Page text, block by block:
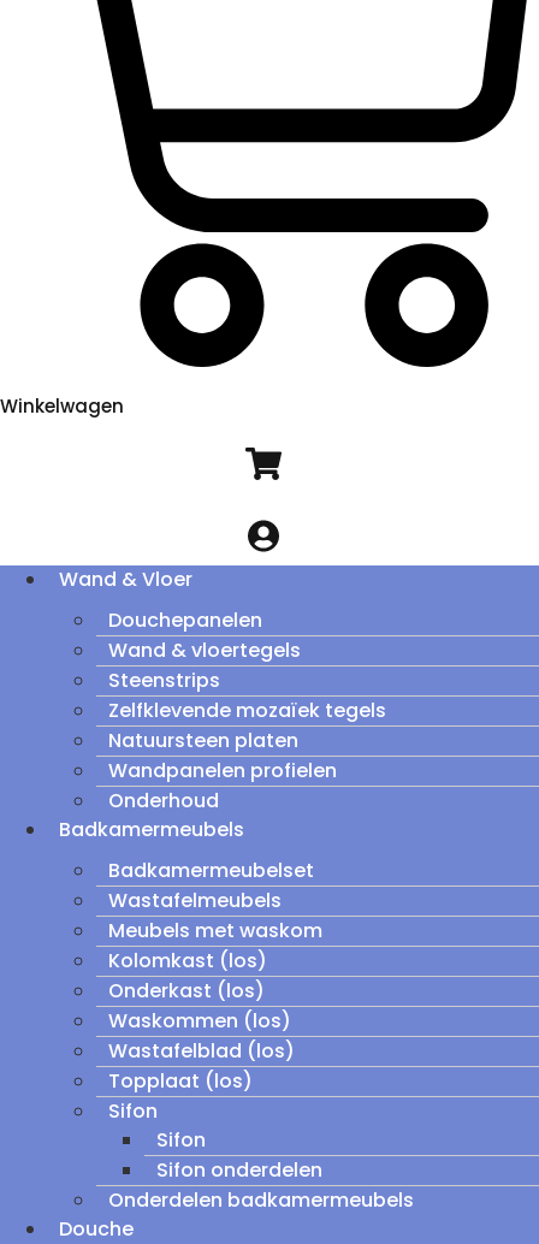
Winkelwagen
Wand & Vloer
Douchepanelen
Wand & vloertegels
Steenstrips
Zelfklevende mozaïek tegels
Natuursteen platen
Wandpanelen profielen
Onderhoud
Badkamermeubels
Badkamermeubelset
Wastafelmeubels
Meubels met waskom
Kolomkast (los)
Onderkast (los)
Waskommen (los)
Wastafelblad (los)
Topplaat (los)
Sifon
Sifon
Sifon onderdelen
Onderdelen badkamermeubels
Douche